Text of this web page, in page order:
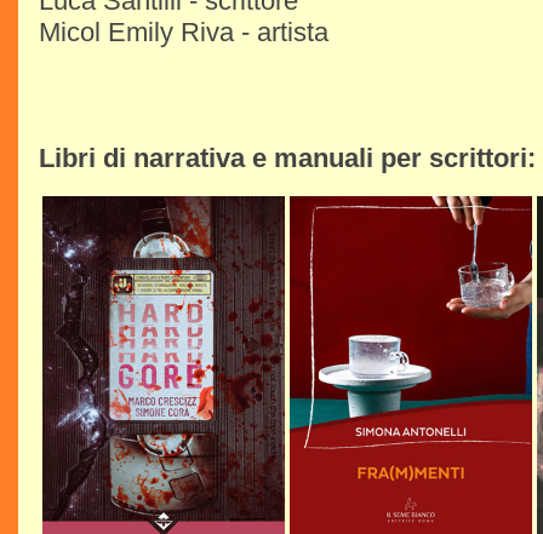
Micol Emily Riva - artista
Libri di narrativa e manuali per scrittori: